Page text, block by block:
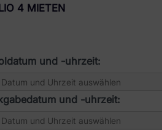
4 MIETEN
und -uhrzeit:
und -uhrzeit: